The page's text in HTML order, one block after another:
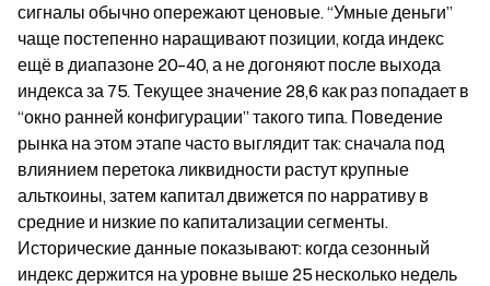
сигналы обычно опережают ценовые. “Умные деньги”
чаще постепенно наращивают позиции, когда индекс
ещё в диапазоне 20–40, а не догоняют после выхода
индекса за 75. Текущее значение 28,6 как раз попадает в
“окно ранней конфигурации” такого типа. Поведение
рынка на этом этапе часто выглядит так: сначала под
влиянием перетока ликвидности растут крупные
альткоины, затем капитал движется по нарративу в
средние и низкие по капитализации сегменты.
Исторические данные показывают: когда сезонный
индекс держится на уровне выше 25 несколько недель